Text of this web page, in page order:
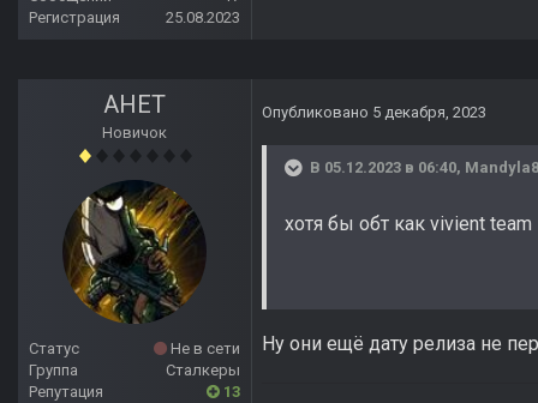
Регистрация
25.08.2023
АНЕТ
Новичок
Статус
Не в сети
Группа
Сталкеры
Репутация
13
Опубликовано 5 декабря, 2023
В 05.12.2023 в 06:40,
хотя бы обт как vivient
Ну они ещё дату релиза не